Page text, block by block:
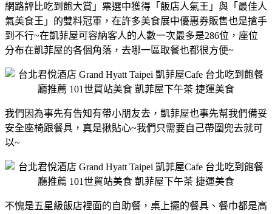
網路評比吃到飽大賞」票選中獲得「飯店人氣王」與「最佳人
氣美食王」的雙料冠軍，在許多美食展中優惠券販售也是搶手
到不行~在凱菲屋可容納客人的人數一次最多是286位，座位
分布在凱菲屋的各個角落，去哪一區取餐也都很方便~
我們因為事先有告知有帶小朋友去，凱菲屋也事先幫我們備妥
安全座椅跟餐具，真是揪貼心~我們只需要自己帶圍兜去就可
以~
不愧是五星級飯店裡面的自助餐，桌上擺的餐具、餐巾都是高